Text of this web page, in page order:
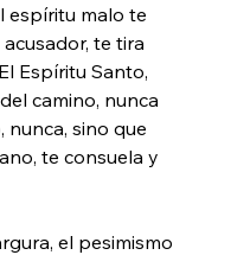
espíritu malo te
te tira
Espíritu Santo,
camino, nunca
nunca, sino que
te consuela y
el pesimismo